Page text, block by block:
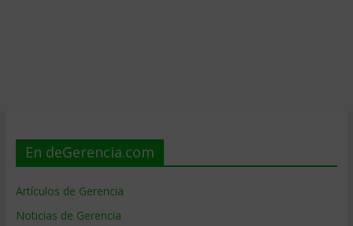
En deGerencia.com
Artículos de Gerencia
Noticias de Gerencia